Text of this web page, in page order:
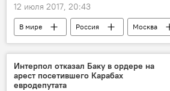
12 июля 2017, 20:43
В мире Россия
Москва
захват
расследование
суд
Интерпол отказал Баку в ордере на
арест посетившего Карабах
евродепутата